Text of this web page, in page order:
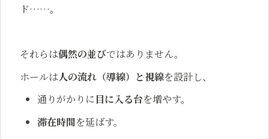
ド……。
それらは偶然の並びではありません。
ホールは人の流れ（導線） と視線を設計し、
通りがかりに目に入る台を増やす。
滞在時間を延ばす。